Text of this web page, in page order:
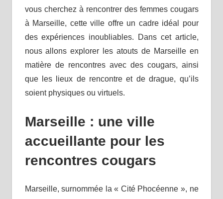
vous cherchez à rencontrer des femmes cougars
à Marseille, cette ville offre un cadre idéal pour
des expériences inoubliables. Dans cet article,
nous allons explorer les atouts de Marseille en
matière de rencontres avec des cougars, ainsi
que les lieux de rencontre et de drague, qu’ils
soient physiques ou virtuels.
Marseille : une ville
accueillante pour les
rencontres cougars
Marseille, surnommée la « Cité Phocéenne », ne